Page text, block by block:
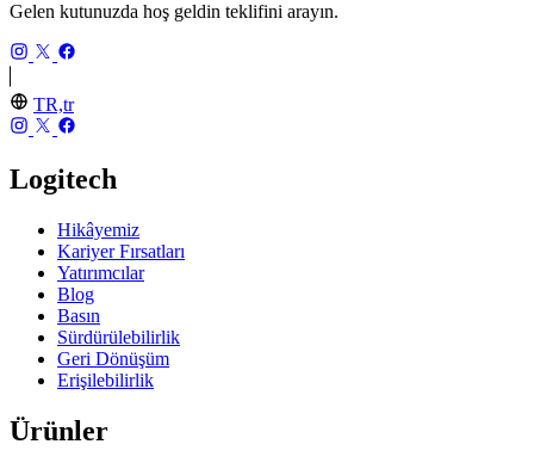
Gelen kutunuzda hoş geldin teklifini arayın.
TR,tr
Logitech
Hikâyemiz
Kariyer Fırsatları
Yatırımcılar
Blog
Basın
Sürdürülebilirlik
Geri Dönüşüm
Erişilebilirlik
Ürünler